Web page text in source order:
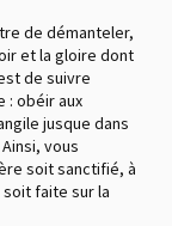
de démanteler,
et la gloire dont
de suivre
: obéir aux
jusque dans
vous
soit sanctifié, à
faite sur la